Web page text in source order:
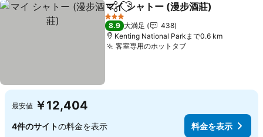
シェアお気に入りに追加
マイ シャトー (漫步酒莊)
3 ホテルのランク
8.9 大満足
438
Kenting National Parkまで0.6 km
客室専用のホットタブ
最安値 ￥12,404
4件のサイトの料金を表示 料金を表示